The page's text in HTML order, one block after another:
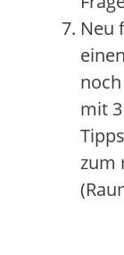
Neu
mit
zum